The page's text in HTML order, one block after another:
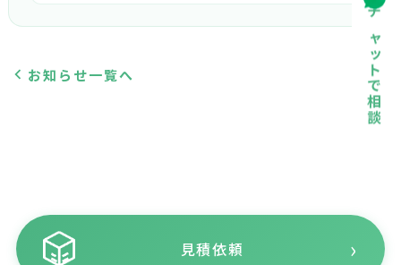
お知らせ一覧へ
見積依頼 ›
チャットで相談